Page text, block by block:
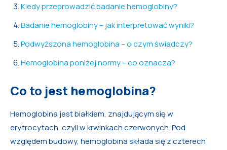
Kiedy przeprowadzić badanie hemoglobiny?
Badanie hemoglobiny – jak interpretować wyniki?
Podwyższona hemoglobina – o czym świadczy?
Hemoglobina poniżej normy – co oznacza?
Co to jest hemoglobina?
Hemoglobina jest białkiem, znajdującym się w
erytrocytach, czyli w krwinkach czerwonych. Pod
względem budowy, hemoglobina składa się z czterech